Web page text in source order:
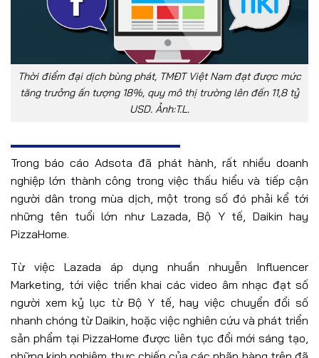
Thời điểm đại dịch bùng phát, TMĐT Việt Nam đạt được mức
tăng trưởng ấn tượng 18%, quy mô thị trường lên đến 11,8 tỷ
USD. Ảnh:T.L.
Trong báo cáo Adsota đã phát hành, rất nhiều doanh
nghiệp lớn thành công trong việc thấu hiểu và tiếp cận
người dân trong mùa dịch, một trong số đó phải kể tới
những tên tuổi lớn như Lazada, Bộ Y tế, Daikin hay
PizzaHome.
Từ việc Lazada áp dụng nhuần nhuyễn Influencer
Marketing, tới việc triển khai các video âm nhạc đạt số
người xem kỷ lục từ Bộ Y tế, hay việc chuyển đổi số
nhanh chóng từ Daikin, hoặc việc nghiên cứu và phát triển
sản phẩm tại PizzaHome được liên tục đổi mới sáng tạo,